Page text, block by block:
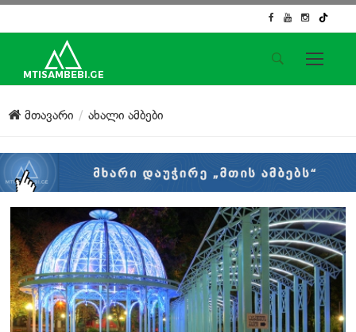
საიტის მენიუ
მთავარი
ქართული საქმე
ჩვენ შესახებ
კონტაქტი
სოციალური ქსელები
მთავარი ახალი ამბები